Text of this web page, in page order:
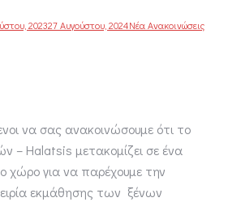
202327 Αυγούστου, 2024Νέα Ανακοινώσεις
να σας ανακοινώσουμε ότι το
– Halatsis μετακομίζει σε ένα
χώρο για να παρέχουμε την
εκμάθησης των ξένων